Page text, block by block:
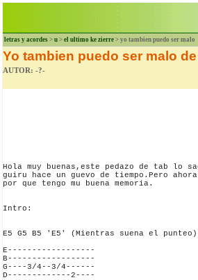
letras y acordes > u > el ultimo ke zierre > yo tambien puedo ser malo
Yo tambien puedo ser malo
AUTOR: -?-
Hola muy buenas,este pedazo de tab lo
guiru hace un guevo de tiempo.Pero
por que tengo mu buena memoria.
Intro:
E5 G5 B5 'E5' (Mientras suena el punteo)
E------------------
B------------------
G----3/4--3/4------
D-------------2----